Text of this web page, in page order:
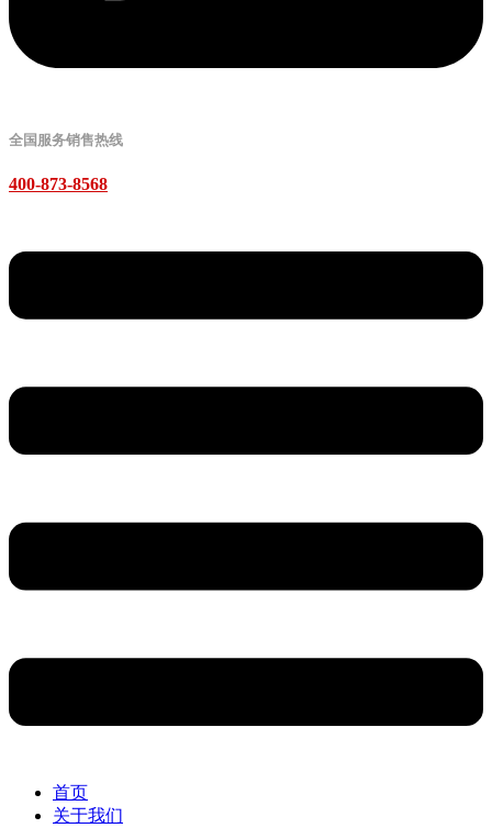
全国服务销售热线
400-873-8568
首页
关于我们